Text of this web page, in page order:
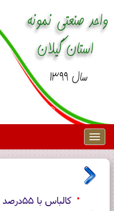
Toggle
navigation
کالباس با 55درصد گوشت قرمز( لیونر)